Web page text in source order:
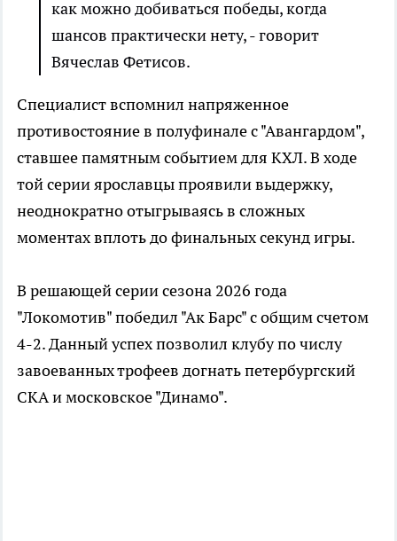
как можно добиваться победы, когда
шансов практически нету, - говорит
Вячеслав Фетисов.
Специалист вспомнил напряженное
противостояние в полуфинале с "Авангардом",
ставшее памятным событием для КХЛ. В ходе
той серии ярославцы проявили выдержку,
неоднократно отыгрываясь в сложных
моментах вплоть до финальных секунд игры.
В решающей серии сезона 2026 года
"Локомотив" победил "Ак Барс" с общим счетом
4-2. Данный успех позволил клубу по числу
завоеванных трофеев догнать петербургский
СКА и московское "Динамо".